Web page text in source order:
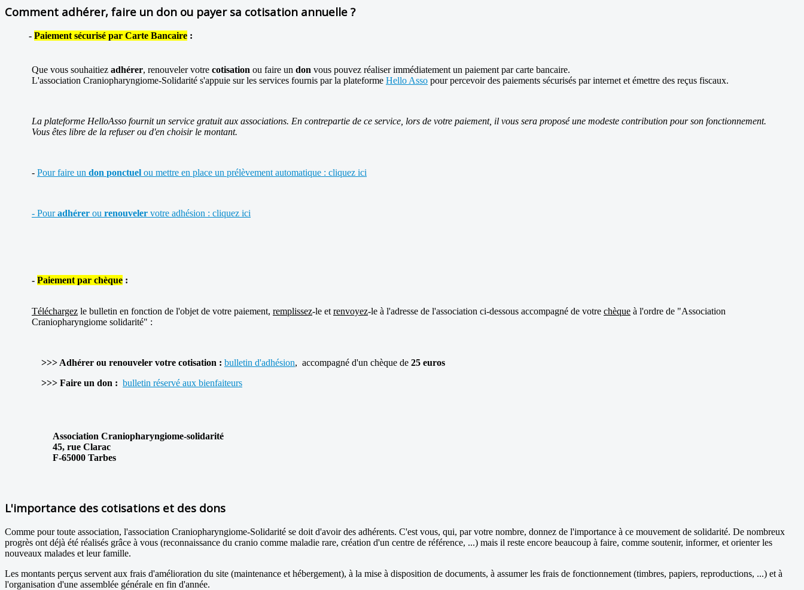
Comment adhérer, faire un don ou payer sa cotisation annuelle ?
- Paiement sécurisé par Carte Bancaire :
Que vous souhaitiez adhérer, renouveler votre cotisation ou faire un don vous pouvez réaliser immédiatement un paiement par carte bancaire.
L'association Craniopharyngiome-Solidarité s'appuie sur les services fournis par la plateforme Hello Asso pour percevoir des paiements sécurisés par internet et émettre des reçus fiscaux.
La plateforme HelloAsso fournit un service gratuit aux associations. En contrepartie de ce service, lors de votre paiement, il vous sera proposé une modeste contribution pour son fonctionnement.
Vous êtes libre de la refuser ou d'en choisir le montant.
- Pour faire un don ponctuel ou mettre en place un prélèvement automatique : cliquez ici
- Pouradhérer ou renouveler votre adhésion : cliquez ici
- Paiement par chèque :
Téléchargez le bulletin en fonction de l'objet de votre paiement, remplissez-le et renvoyez-le à l'adresse de l'association ci-dessous accompagné de votre chèque à l'ordre de "Association
Craniopharyngiome solidarité" :
>>> Adhérer ou renouveler votre cotisation : bulletin d'adhésion, accompagné d'un chèque de 25 euros
>>> Faire un don : bulletin réservé aux bienfaiteurs
Association Craniopharyngiome-solidarité
45, rue Clarac
F-65000 Tarbes
L'importance des cotisations et des dons
Comme pour toute association, l'association Craniopharyngiome-Solidarité se doit d'avoir des adhérents. C'est vous, qui, par votre nombre, donnez de l'importance à ce mouvement de solidarité. De nombreux
progrès ont déjà été réalisés grâce à vous (reconnaissance du cranio comme maladie rare, création d'un centre de référence, ...) mais il reste encore beaucoup à faire, comme soutenir, informer, et orienter les
nouveaux malades et leur famille.
Les montants perçus servent aux frais d'amélioration du site (maintenance et hébergement), à la mise à disposition de documents, à assumer les frais de fonctionnement (timbres, papiers, reproductions, ...) et à
l'organisation d'une assemblée générale en fin d'année.